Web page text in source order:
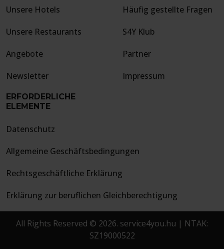
Unsere Hotels
Unsere Restaurants
Angebote
Newsletter
Häufig gestellte Fragen
S4Y Klub
Partner
Impressum
ERFORDERLICHE
ELEMENTE
Datenschutz
Allgemeine Geschäftsbedingungen
Rechtsgeschäftliche Erklärung
Erklärung zur beruflichen Gleichberechtigung
All Rights Reserved © 2026. service4you.hu | NTAK:
SZ19000522